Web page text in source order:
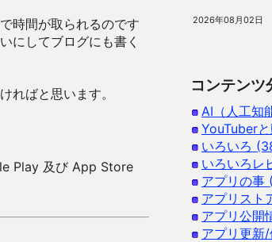
時間が取られるのです
にしてブログにも書く
ればと思います。
Play 及び App Store
2026年08月02日
コンテンツ
AI（人工知
YouTuber
いろいろ
いろいろレ
アプリの事
アプリスト
アプリ公開
アプリ更新